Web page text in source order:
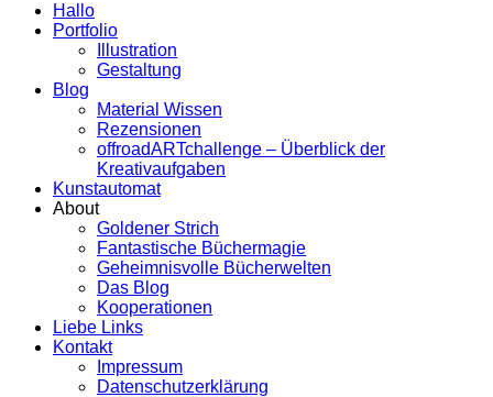
Hallo
Portfolio
Illustration
Gestaltung
Blog
Material Wissen
Rezensionen
offroadARTchallenge – Überblick der
Kreativaufgaben
Kunstautomat
About
Goldener Strich
Fantastische Büchermagie
Geheimnisvolle Bücherwelten
Das Blog
Kooperationen
Liebe Links
Kontakt
Impressum
Datenschutzerklärung